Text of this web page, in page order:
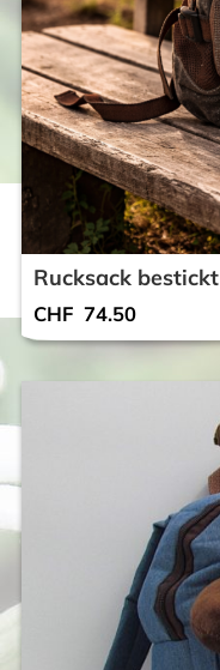
Rucksack bestickt
CHF 74.50